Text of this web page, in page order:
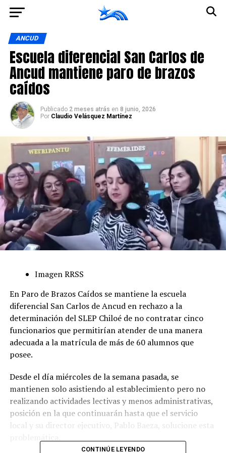
ANCUD
Escuela diferencial San Carlos de
Ancud mantiene paro de brazos
caídos
Publicado 2 meses atrás en 8 junio, 2026
Por Claudio Velásquez Martínez
Imagen RRSS
En Paro de Brazos Caídos se mantiene la escuela
diferencial San Carlos de Ancud en rechazo a la
determinación del SLEP Chiloé de no contratar cinco
funcionarios que permitirían atender de una manera
adecuada a la matrícula de más de 60 alumnos que
posee.
Desde el día miércoles de la semana pasada, se
mantienen solo asistiendo al establecimiento pero no
realizando actividades lectivas y menos administrativas,
posición en la que continuarán hasta que el servicio
local y su director ejecutivo, Pablo Baeza, solucione esta
CONTINÚE LEYENDO
Ir a la versión móvil